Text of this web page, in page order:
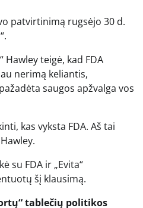
patvirtinimą rugsėjo 30 d.
Hawley teigė, kad FDA
nerimą keliantis,
saugos apžvalga vos
kas vyksta FDA. Aš tai
su FDA ir „Evita“
šį klausimą.
tablečių politikos